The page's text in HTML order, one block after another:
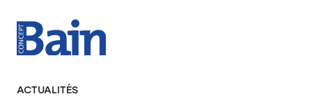
ACTUALITÉS